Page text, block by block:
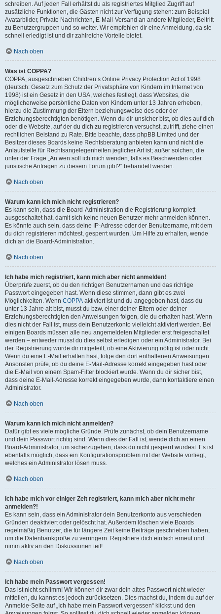
schreiben. Auf jeden Fall erhältst du als registriertes Mitglied Zugriff auf
zusätzliche Funktionen, die Gästen nicht zur Verfügung stehen: zum Beispiel
Avatarbilder, Private Nachrichten, E-Mail-Versand an andere Mitglieder, Beitritt
zu Benutzergruppen und so weiter. Wir empfehlen dir eine Anmeldung, da sie
schnell erledigt ist und dir zahlreiche Vorteile bietet.
Nach oben
Was ist COPPA?
COPPA, ausgeschrieben Children’s Online Privacy Protection Act of 1998
(deutsch: Gesetz zum Schutz der Privatsphäre von Kindern im Internet von
1998) ist ein Gesetz in den USA, welches festlegt, dass Websites, die
möglicherweise persönliche Daten von Kindern unter 13 Jahren erheben,
hierzu die Zustimmung der Eltern beziehungsweise des oder der
Erziehungsberechtigten benötigen. Wenn du dir unsicher bist, ob dies auf dich
oder die Website, auf der du dich zu registrieren versuchst, zutrifft, ziehe einen
rechtlichen Beistand zu Rate. Bitte beachte, dass phpBB Limited und der
Besitzer dieses Boards keine Rechtsberatung anbieten kann und nicht die
Anlaufstelle für Rechtsangelegenheiten jeglicher Art ist; außer solchen, die
unter der Frage „An wen soll ich mich wenden, falls es Beschwerden oder
juristische Anfragen zu diesem Forum gibt?“ behandelt werden.
Nach oben
Warum kann ich mich nicht registrieren?
Es kann sein, dass die Board-Administration die Registrierung komplett
ausgeschaltet hat, damit sich keine neuen Benutzer mehr anmelden können.
Es könnte auch sein, dass deine IP-Adresse oder der Benutzername, mit dem
du dich registrieren möchtest, gesperrt wurden. Um Hilfe zu erhalten, wende
dich an die Board-Administration.
Nach oben
Ich habe mich registriert, kann mich aber nicht anmelden!
Überprüfe zuerst, ob du den richtigen Benutzernamen und das richtige
Passwort eingegeben hast. Wenn diese stimmen, dann gibt es zwei
Möglichkeiten. Wenn COPPA aktiviert ist und du angegeben hast, dass du
unter 13 Jahre alt bist, musst du bzw. einer deiner Eltern oder deiner
Erziehungsberechtigten den Anweisungen folgen, die du erhalten hast. Wenn
dies nicht der Fall ist, muss dein Benutzerkonto vielleicht aktiviert werden. Bei
einigen Boards müssen alle neu angemeldeten Mitglieder erst freigeschaltet
werden – entweder musst du dies selbst erledigen oder ein Administrator. Bei
der Registrierung wurde dir mitgeteilt, ob eine Aktivierung nötig ist oder nicht.
Wenn du eine E-Mail erhalten hast, folge den dort enthaltenen Anweisungen.
Ansonsten prüfe, ob du deine E-Mail-Adresse korrekt eingegeben hast oder
die E-Mail von einem Spam-Filter blockiert wurde. Wenn du dir sicher bist,
dass deine E-Mail-Adresse korrekt eingegeben wurde, dann kontaktiere einen
Administrator.
Nach oben
Warum kann ich mich nicht anmelden?
Dafür gibt es viele mögliche Gründe. Prüfe zunächst, ob dein Benutzername
und dein Passwort richtig sind. Wenn dies der Fall ist, wende dich an einen
Board-Administrator, um sicherzugehen, dass du nicht gesperrt wurdest. Es ist
ebenfalls möglich, dass ein Konfigurationsproblem mit der Website vorliegt,
welches ein Administrator lösen muss.
Nach oben
Ich habe mich vor einiger Zeit registriert, kann mich aber nicht mehr
anmelden?!
Es kann sein, dass ein Administrator dein Benutzerkonto aus verschieden
Gründen deaktiviert oder gelöscht hat. Außerdem löschen viele Boards
regelmäßig Benutzer, die für längere Zeit keine Beiträge geschrieben haben,
um die Datenbankgröße zu verringern. Registriere dich einfach erneut und
nimm aktiv an den Diskussionen teil!
Nach oben
Ich habe mein Passwort vergessen!
Das ist nicht schlimm! Wir können dir zwar dein altes Passwort nicht wieder
mitteilen, du kannst es jedoch zurücksetzen. Dies machst du, indem du auf der
Anmelde-Seite auf „Ich habe mein Passwort vergessen“ klickst und den